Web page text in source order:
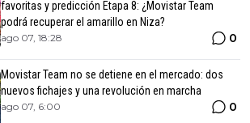
favoritas y predicción Etapa 8: ¿Movistar Team
podrá recuperar el amarillo en Niza?
ago 07, 18:28 0
Movistar Team no se detiene en el mercado: dos
nuevos fichajes y una revolución en marcha
ago 07, 6:00 0